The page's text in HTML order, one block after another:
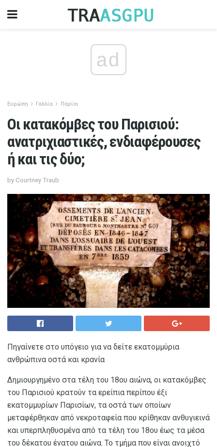
ad
Ευρώπη Γαλλία Παρίσι
Οι κατακόμβες του Παρισιού:
ανατριχιαστικές, ενδιαφέρουσες
ή και τις δύο;
by Courtney Traub
Πηγαίνετε στο υπόγειο για να δείτε εκατομμύρια
ανθρώπινα οστά και κρανία
Δημιουργημένο στα τέλη του 18ου αιώνα, οι κατακόμβες
του Παρισιού κρατούν τα ερείπια περίπου έξι
εκατομμυρίων Παρισίων, τα οστά των οποίων
μεταφέρθηκαν από νεκροταφεία που κρίθηκαν ανθυγιεινά
και υπερπληθυσμένα από τα τέλη του 18ου έως τα μέσα
του δέκατου ένατου αιώνα. Το τμήμα που είναι ανοιχτό